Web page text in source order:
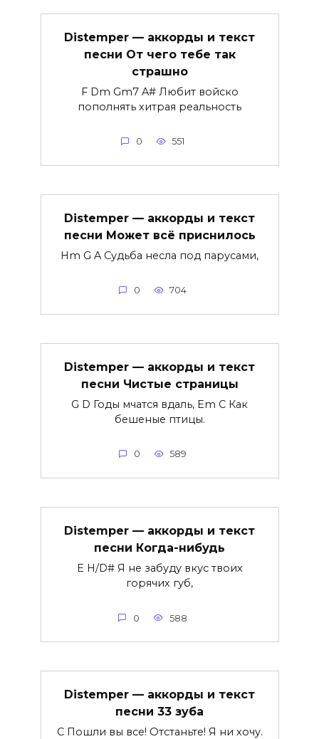
Distemper — аккорды и текст
песни От чего тебе так
страшно
F Dm Gm7 A# Любит войско
пополнять хитрая реальность
0 551
Distemper — аккорды и текст
песни Может всё приснилось
Hm G A Судьба несла под парусами,
0 704
Distemper — аккорды и текст
песни Чистые страницы
G D Годы мчатся вдаль, Em C Как
бешеные птицы.
0 589
Distemper — аккорды и текст
песни Когда-нибудь
E H/D# Я не забуду вкус твоих
горячих губ,
0 588
Distemper — аккорды и текст
песни 33 зуба
C Пошли вы все! Отстаньте! Я ни хочу.